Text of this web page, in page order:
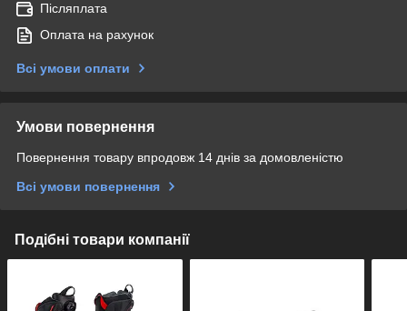
Післяплата
Оплата на рахунок
Всі умови оплати
Умови повернення
Повернення товару впродовж 14 днів за домовленістю
Всі умови повернення
Подібні товари компанії